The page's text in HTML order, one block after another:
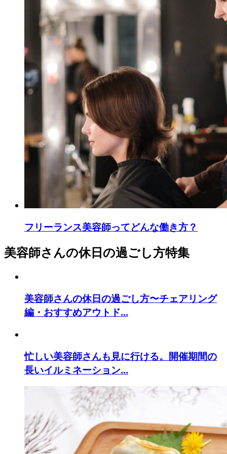
フリーランス美容師ってどんな働き方？
美容師さんの休日の過ごし方特集
美容師さんの休日の過ごし方〜チェアリング
編・おすすめアウトド...
忙しい美容師さんも見に行ける。開催期間の
長いイルミネーション...